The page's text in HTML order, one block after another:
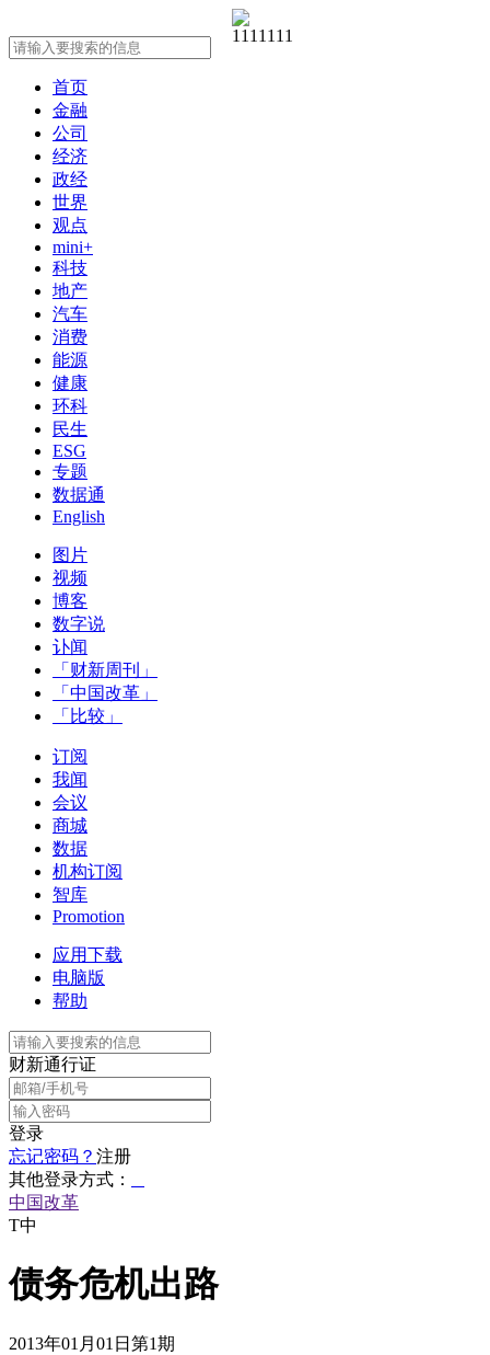
首页
金融
公司
经济
政经
世界
观点
mini+
科技
地产
汽车
消费
能源
健康
环科
民生
ESG
专题
数据通
English
图片
视频
博客
数字说
讣闻
「财新周刊」
「中国改革」
「比较」
订阅
我闻
会议
商城
数据
机构订阅
智库
Promotion
应用下载
电脑版
帮助
财新通行证
登录
忘记密码？ 注册
其他登录方式：
中国改革
T中
债务危机出路
2013年01月01日第1期